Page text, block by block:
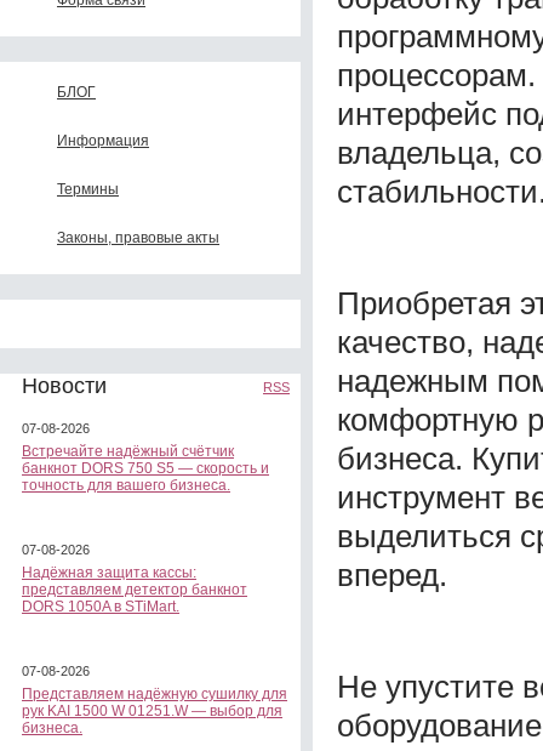
БЛОГ
Информация
Термины
Законы, правовые акты
Новости RSS
07-08-2026
Встречайте надёжный счётчик
банкнот DORS 750 S5 — скорость и
точность для вашего бизнеса.
07-08-2026
Надёжная защита кассы:
представляем детектор банкнот
DORS 1050A в STiMart.
07-08-2026
Представляем надёжную сушилку для
рук KAI 1500 W 01251.W — выбор для
бизнеса.
интерфейс
владельца,
Приобретая
качество,
надежным
комфортную
бизнеса.
инструмент
выделиться
вперед.
Не упустите